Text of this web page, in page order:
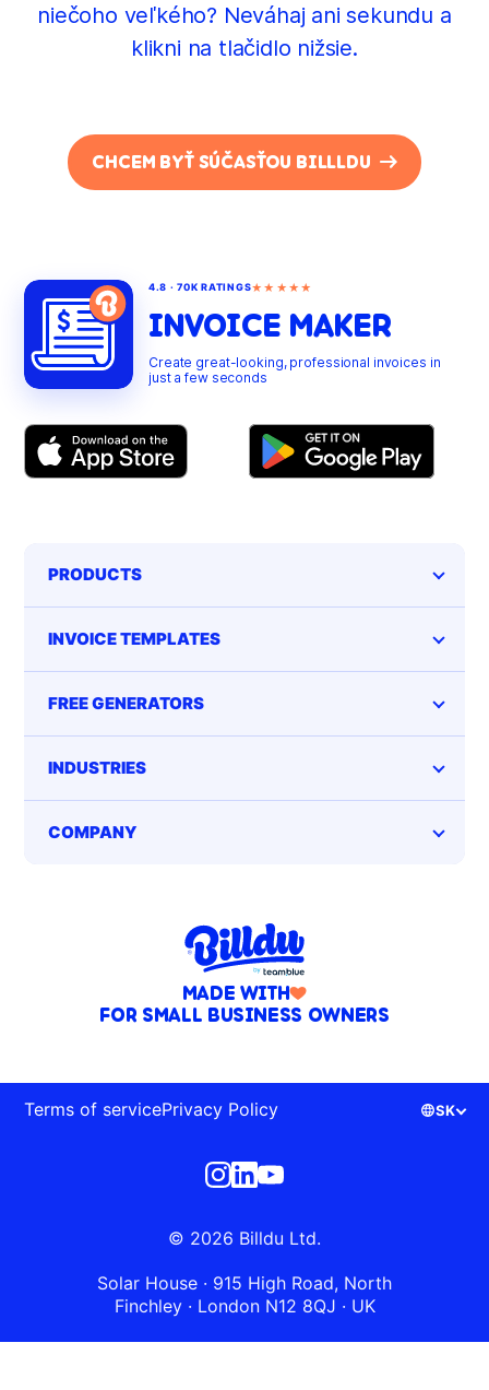
niečoho veľkého? Neváhaj ani sekundu a
klikni na tlačidlo nižsie.
CHCEM BYŤ SÚČASŤOU BILLLDU
MADE WITH
FOR SMALL BUSINESS OWNERS
4.8 · 70K RATINGS★★★★★
INVOICE MAKER
Create great-looking, professional invoices in
just a few seconds
PRODUCTS
INVOICE TEMPLATES
FREE GENERATORS
INDUSTRIES
COMPANY
© 2026 Billdu Ltd.
Solar House · 915 High Road, North
Finchley · London N12 8QJ · UK
Terms of servicePrivacy Policy SK